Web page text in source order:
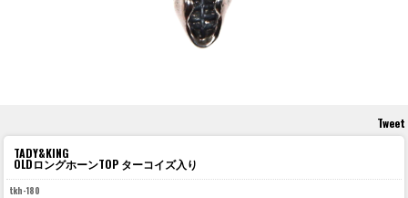
Tweet
TADY&KING
OLDロングホーンTOP ターコイズ入り
tkh-180